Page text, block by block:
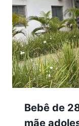
Bebê de
mãe